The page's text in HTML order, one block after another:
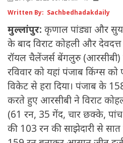
Written By: Sachbedhadakdaily
मुल्लांपुर: कृणाल पांड्या और
के बाद विराट कोहली और
रॉयल चैलेंजर्स बेंगलुरु (आरसीबी)
रविवार को यहां पंजाब किंग्स
विकेट से हरा दिया। पंजाब के
करते हुए आरसीबी ने विराट
(61 रन, 35 गेंद, चार छक्के,
की 103 रन की साझेदारी से